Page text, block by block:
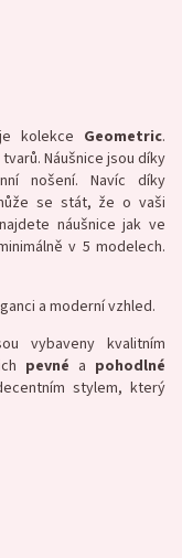
kolekce Geometric.
Náušnice jsou díky
nošení. Navíc díky
se stát, že o vaši
náušnice jak ve
v 5 modelech.
a moderní vzhled.
vybaveny kvalitním
pevné a pohodlné
stylem, který